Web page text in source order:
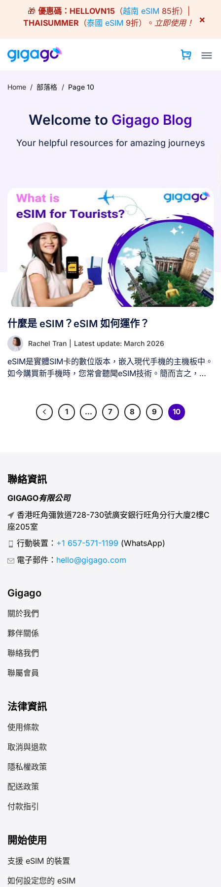
🎁 優惠碼： HELLOVN15（越南 eSIM 85折）|
THAISUMMER （泰國 eSIM 9折）。 立即使用！ ×
Home / 部落格 / Page 10
Welcome to Gigago Blog
Your helpful resources for amazing journeys
什麼是 eSIM？eSIM 如何運作？
Rachel Tran Latest update: March 2026
eSIM是實體SIM卡的數位版本，嵌入現代手機的主機板中。
如今購買新手機時，您常會聽聞eSIM技術。簡而言之，
輯（網路）。eSIM則如同Spotify播放清單，讓您能在單一
裝置上儲存並切換多個專輯（電信網路）。 這意味著旅行
手機內建晶片，可同時儲存多個網路設定檔。其體積極其微
小，甚至比nano-SIM（現行最小實體SIM卡）更小，尺寸
約為6mm x 5mm。 eSIM採用與傳統SIM卡相同的GSM及
LTE網路技術，其內建網路認證資訊，可讓裝置直接連線至
電信商網路。 eSIM支援同時使用多組電信商與電話號碼，
極為便利。對旅行者而言尤其實用，無需尋找SIM卡供應商
即可即時連線當地網路。 II. 哪些裝置支援eSIM？ 智慧型手
機、平板電腦、智慧手錶、汽車及部分物聯網裝置皆可使用
1 … 7 8 9 10
聯絡資訊
GIGAGO有限公司
香港旺角彌敦道728-730號廣安銀行旺角分行大廈2樓C
座205室
行動裝置： +1 657-571-1199 (WhatsApp)
電子郵件： hello@gigago.com
Gigago
關於我們
夥伴關係
聯絡我們
聯屬會員
法律資訊
使用條款
取消與退款
隱私權政策
配送政策
付款指引
開始使用
支援 eSIM 的裝置
如何設定您的 eSIM